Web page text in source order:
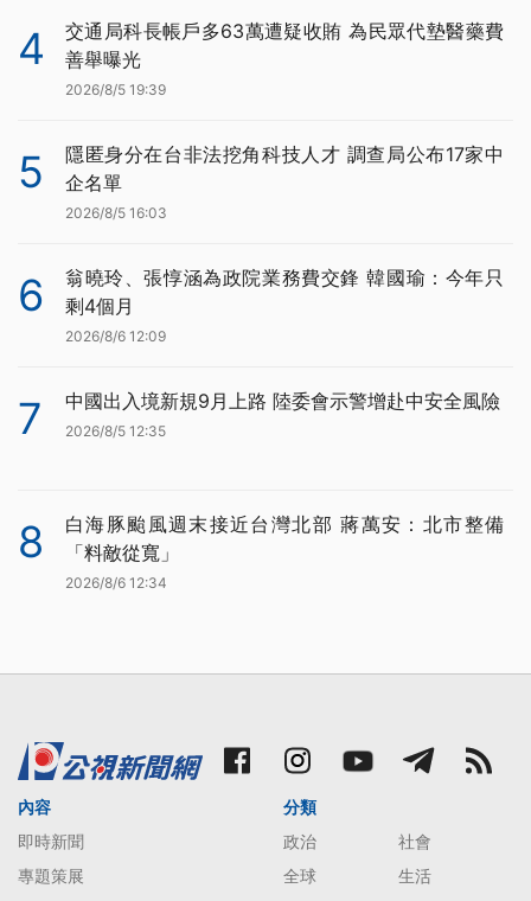
4
交通局科長帳戶多63萬遭疑收賄 為民眾代墊醫藥費
善舉曝光
2026/8/5 19:39
5
隱匿身分在台非法挖角科技人才 調查局公布17家中
企名單
2026/8/5 16:03
6
翁曉玲、張惇涵為政院業務費交鋒 韓國瑜：今年只
剩4個月
2026/8/6 12:09
7 中國出入境新規9月上路 陸委會示警增赴中安全風險
2026/8/5 12:35
8
白海豚颱風週末接近台灣北部 蔣萬安：北市整備
「料敵從寬」
2026/8/6 12:34
內容
即時新聞
專題策展
分類
政治
社會
全球
生活